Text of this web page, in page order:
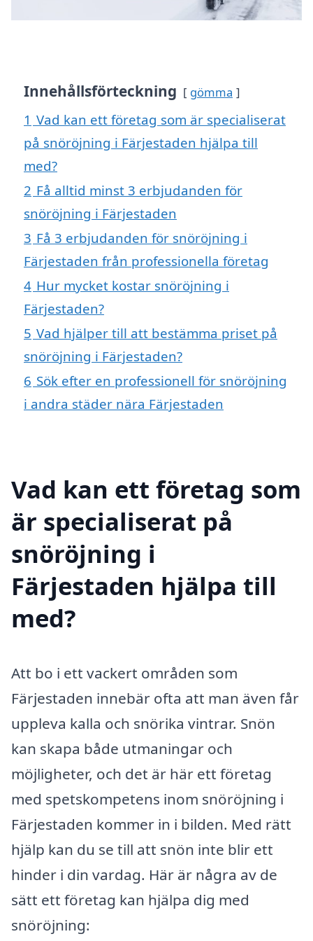
Innehållsförteckning gömma
1 Vad kan ett företag som är specialiserat
på snöröjning i Färjestaden hjälpa till
med?
2 Få alltid minst 3 erbjudanden för
snöröjning i Färjestaden
3 Få 3 erbjudanden för snöröjning i
Färjestaden från professionella företag
4 Hur mycket kostar snöröjning i
Färjestaden?
5 Vad hjälper till att bestämma priset på
snöröjning i Färjestaden?
6 Sök efter en professionell för snöröjning
i andra städer nära Färjestaden
Vad kan ett företag som
är specialiserat på
snöröjning i
Färjestaden hjälpa till
med?
Att bo i ett vackert områden som
Färjestaden innebär ofta att man även får
uppleva kalla och snörika vintrar. Snön
kan skapa både utmaningar och
möjligheter, och det är här ett företag
med spetskompetens inom snöröjning i
Färjestaden kommer in i bilden. Med rätt
hjälp kan du se till att snön inte blir ett
hinder i din vardag. Här är några av de
sätt ett företag kan hjälpa dig med
snöröjning: